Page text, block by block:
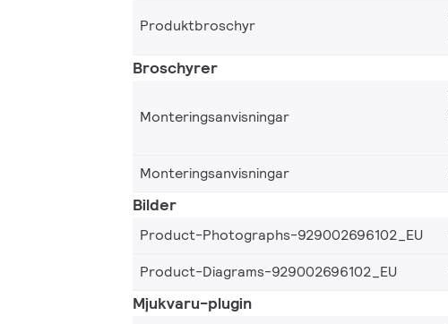
Produktbroschyr
Broschyrer
Monteringsanvisningar
Monteringsanvisningar
Bilder
Product-Photographs-929002696102_EU
Product-Diagrams-929002696102_EU
Mjukvaru-plugin